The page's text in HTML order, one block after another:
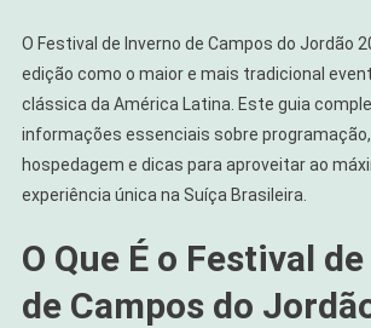
O Festival de Inverno de Campos do Jordão
edição como o maior e mais tradicional
clássica da América Latina. Este guia
informações essenciais sobre
hospedagem e dicas para aproveitar ao
experiência única na Suíça Brasileira.
O Que É o Festival
de Campos do